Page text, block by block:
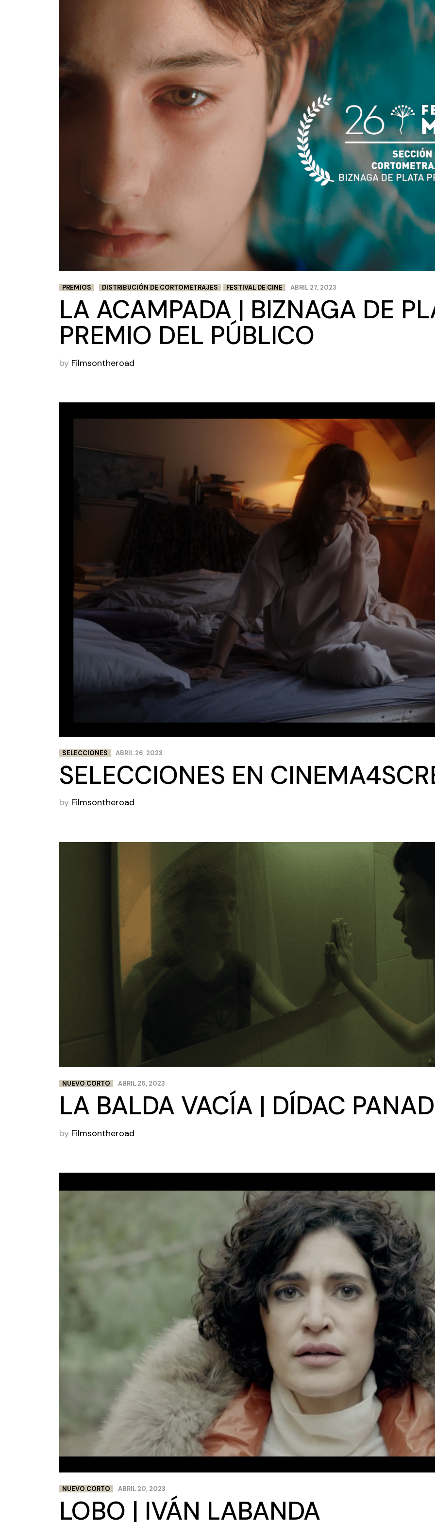
PREMIOS DISTRIBUCIÓN DE CORTOMETRAJES FESTIVAL DE CINE ABRIL 27, 2023
LA ACAMPADA | BIZNAGA DE
PREMIO DEL PÚBLICO
by Filmsontheroad
SELECCIONES ABRIL 26, 2023
SELECCIONES EN
by Filmsontheroad
NUEVO CORTO ABRIL 26, 2023
LA BALDA VACÍA | DÍDAC
by Filmsontheroad
NUEVO CORTO ABRIL 20, 2023
LOBO | IVÁN LABANDA